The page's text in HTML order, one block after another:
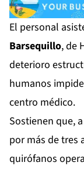
El personal
Barsequillo, de
deterioro
humanos
centro médico.
Sostienen que,
por más de tres
quirófanos